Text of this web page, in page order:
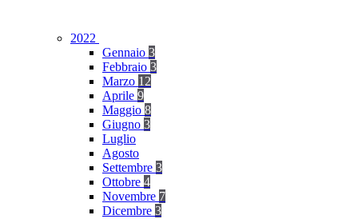
2022
Gennaio 3
Febbraio 3
Marzo 12
Aprile 9
Maggio 8
Giugno 3
Luglio
Agosto
Settembre 3
Ottobre 4
Novembre 7
Dicembre 3